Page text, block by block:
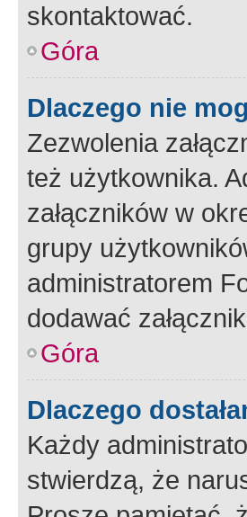
skontaktować.
Góra
Dlaczego nie
Zezwolenia
też użytkownika.
załączników w
grupy
administratorem
dodawać
Góra
Dlaczego
Każdy
stwierdzą, że